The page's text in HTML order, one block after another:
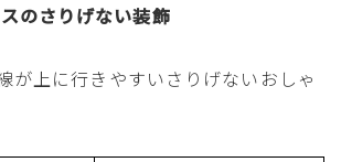
のさりげない装飾
が上に行きやすいさりげないおしゃ